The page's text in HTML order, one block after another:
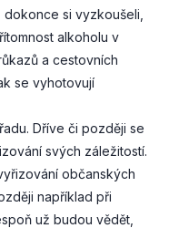
si vyzkoušeli,
alkoholu v
a cestovních
se vyhotovují
Dříve či později se
svých záležitostí.
občanských
například při
už budou vědět,